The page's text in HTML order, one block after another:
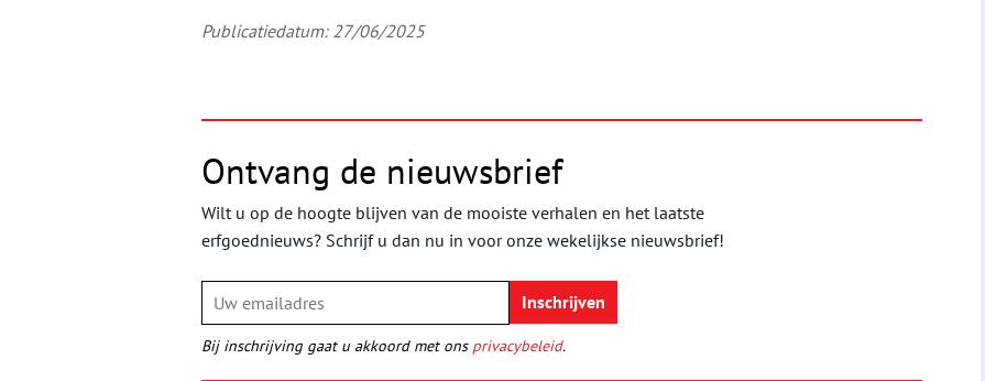
Publicatiedatum: 27/06/2025
Ontvang de nieuwsbrief
Wilt u op de hoogte blijven van de mooiste verhalen en het laatste
erfgoednieuws? Schrijf u dan nu in voor onze wekelijkse nieuwsbrief!
Bij inschrijving gaat u akkoord met ons privacybeleid.